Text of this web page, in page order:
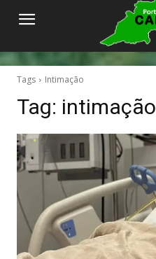
Tags Intimação
Tag: intimação